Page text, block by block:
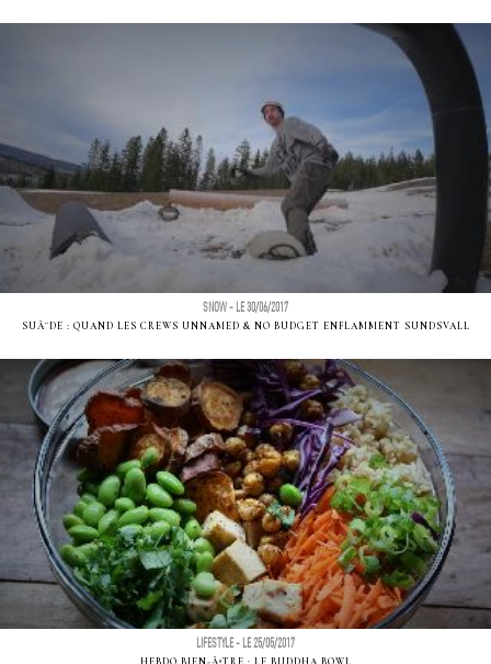
SNOW - LE 30/06/2017
SUÃ¨DE : QUAND LES CREWS UNNAMED & NO BUDGET ENFLAMMENT SUNDSVALL
LIFESTYLE - LE 25/05/2017